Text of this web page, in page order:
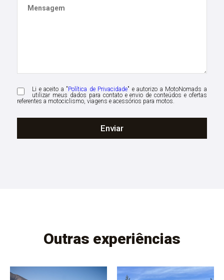
Li e aceito a "Política de Privacidade" e autorizo a MotoNomads a
utilizar meus dados para contato e envio de conteúdos e ofertas
referentes a motociclismo, viagens e acessórios para motos.
Outras experiências